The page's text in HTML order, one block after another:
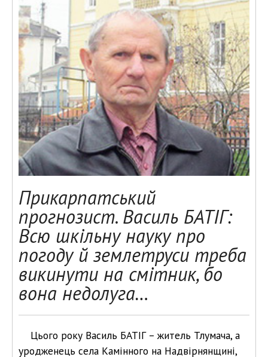
Прикарпатський
прогнозист. Василь БАТІГ:
Всю шкільну науку про
погоду й землетруси треба
викинути на смітник, бо
вона недолуга…
Цього року Василь БАТІГ – житель Тлумача, а
уродженець села Камінного на Надвірнянщині,